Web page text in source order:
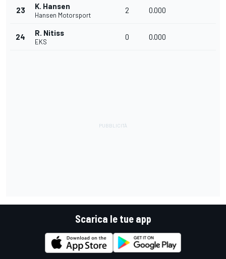
23 K. Hansen
Hansen Motorsport
2 0.000
24 R. Nitiss
EKS
0 0.000
Scarica le tue app